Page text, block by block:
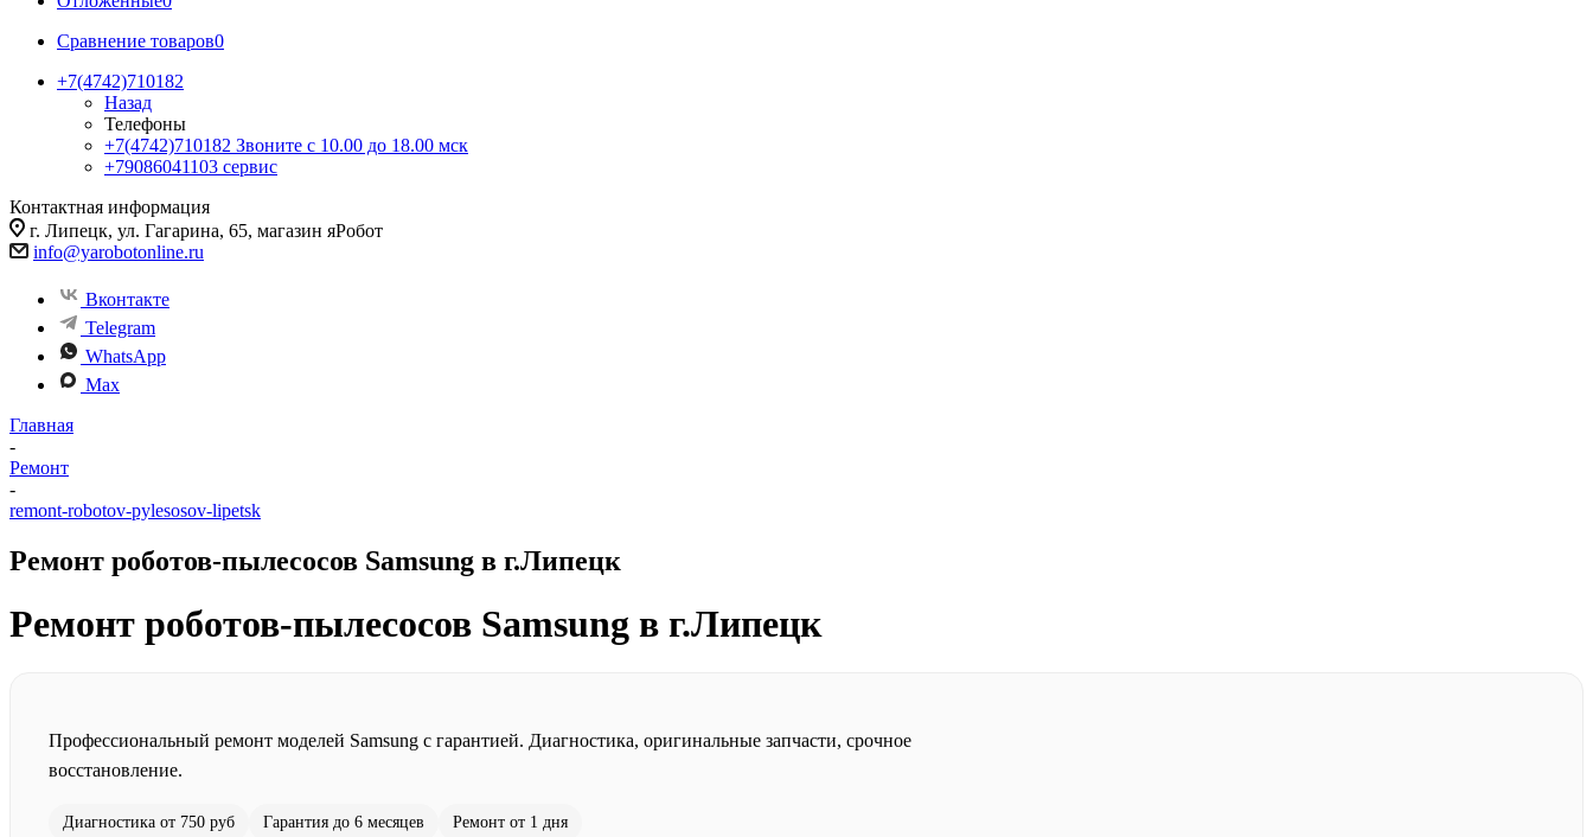
Сравнение товаров0
+7(4742)710182
Назад
Телефоны
+7(4742)710182 Звоните с 10.00 до 18.00 мск
+79086041103 сервис
Контактная информация
г. Липецк, ул. Гагарина, 65, магазин яРобот
info@yarobotonline.ru
Вконтакте
Telegram
WhatsApp
Max
Главная
-
Ремонт
-
remont-robotov-pylesosov-lipetsk
Ремонт роботов-пылесосов Samsung в г.Липецк
Ремонт роботов-пылесосов Samsung в г.Липецк
Профессиональный ремонт моделей Samsung с гарантией. Диагностика, оригинальные запчасти, срочное
восстановление.
Диагностика от 750 руб Гарантия до 6 месяцев Ремонт от 1 дня